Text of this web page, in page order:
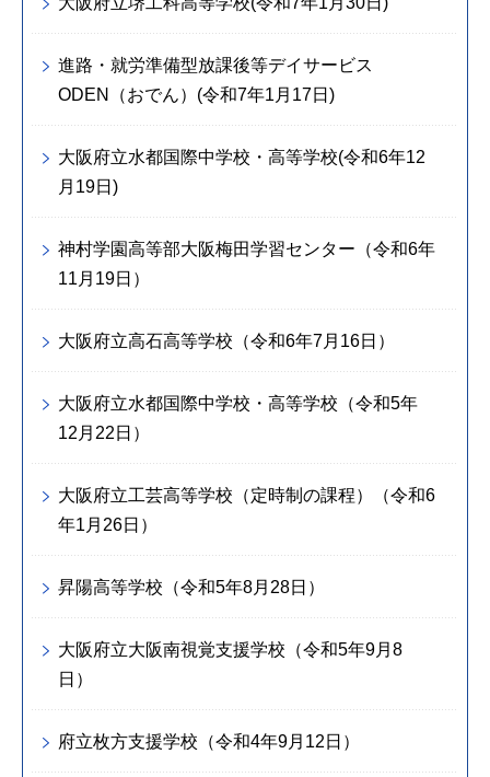
進路・就労準備型放課後等デイサービス
ODEN（おでん）(令和7年1月17日)
大阪府立水都国際中学校・高等学校(令和6年12
月19日)
神村学園高等部大阪梅田学習センター（令和6年
11月19日）
大阪府立高石高等学校（令和6年7月16日）
大阪府立水都国際中学校・高等学校（令和5年
12月22日）
大阪府立工芸高等学校（定時制の課程）（令和6
年1月26日）
昇陽高等学校（令和5年8月28日）
大阪府立大阪南視覚支援学校（令和5年9月8
日）
府立枚方支援学校（令和4年9月12日）